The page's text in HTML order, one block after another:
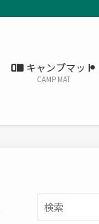
キャンプマット
CAMP MAT